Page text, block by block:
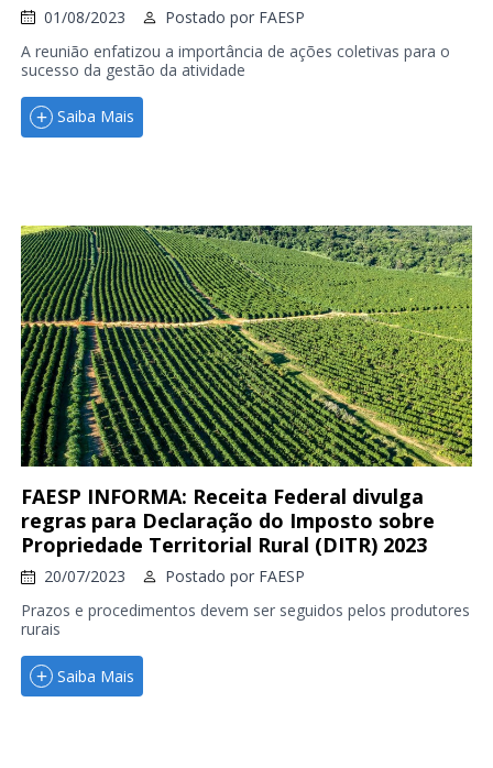
01/08/2023 Postado por FAESP
A reunião enfatizou a importância de ações coletivas para o
sucesso da gestão da atividade
Saiba Mais
FAESP INFORMA: Receita Federal divulga
regras para Declaração do Imposto sobre
Propriedade Territorial Rural (DITR) 2023
20/07/2023 Postado por FAESP
Prazos e procedimentos devem ser seguidos pelos produtores
rurais
Saiba Mais